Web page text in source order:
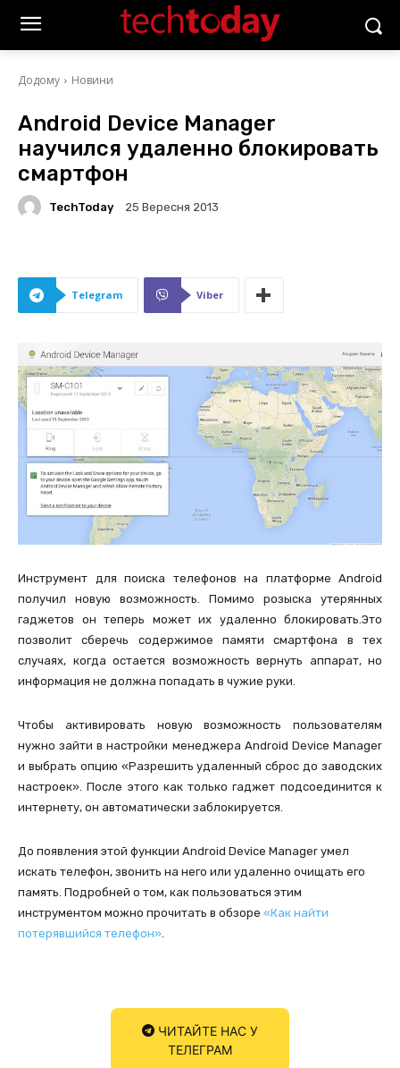
Додому Новини
Android Device Manager
научился удаленно блокировать
смартфон
TechToday 25 Вересня 2013
Telegram Viber
Инструмент для поиска телефонов на платформе Android
получил новую возможность. Помимо розыска утерянных
гаджетов он теперь может их удаленно блокировать.Это
позволит сберечь содержимое памяти смартфона в тех
случаях, когда остается возможность вернуть аппарат, но
информация не должна попадать в чужие руки.
Чтобы активировать новую возможность пользователям
нужно зайти в настройки менеджера Android Device Manager
и выбрать опцию «Разрешить удаленный сброс до заводских
настроек». После этого как только гаджет подсоединится к
интернету, он автоматически заблокируется.
До появления этой функции Android Device Manager умел
искать телефон, звонить на него или удаленно очищать его
память. Подробней о том, как пользоваться этим
инструментом можно прочитать в обзоре «Как найти
потерявшийся телефон».
ЧИТАЙТЕ НАС У
ТЕЛЕГРАМ